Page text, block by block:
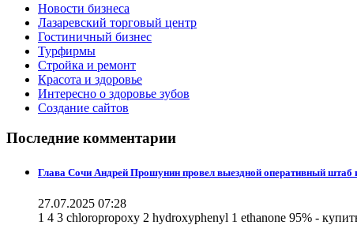
Новости бизнеса
Лазаревский торговый центр
Гостиничный бизнес
Турфирмы
Стройка и ремонт
Красота и здоровье
Интересно о здоровье зубов
Создание сайтов
Последние комментарии
Глава Сочи Андрей Прошунин провел выездной оперативный
27.07.2025 07:28
1 4 3 chloropropoxy 2 hydroxyphenyl 1 ethanone 95% -